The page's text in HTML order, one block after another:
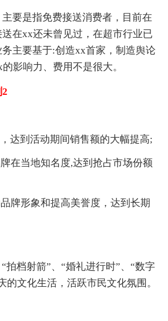
要是指免费接送消费者，目前在
在xx还未曾见过，在超市行业已
主要基于:创造xx首家，制造舆论
影响力、费用不是很大。
达到活动期间销售额的大幅提高;
在当地知名度,达到抢占市场份额
牌形象和提高美誉度，达到长期
拍档射箭”、“婚礼进行时”、“数字
的文化生活，活跃市民文化氛围。